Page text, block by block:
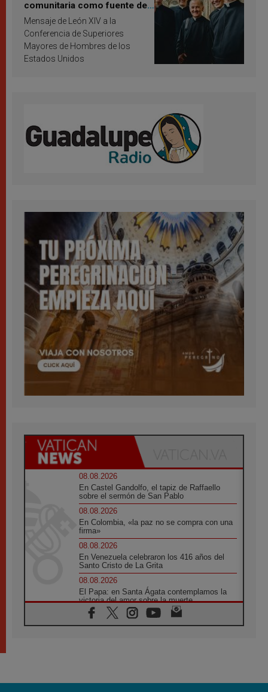
comunitaria como fuente de
inspiración y santificación
Mensaje de León XIV a la
Conferencia de Superiores
Mayores de Hombres de los
Estados Unidos
08.08.2026
En Castel Gandolfo, el tapiz de Raffaello
sobre el sermón de San Pablo
08.08.2026
En Colombia, «la paz no se compra con una
firma»
08.08.2026
En Venezuela celebraron los 416 años del
Santo Cristo de La Grita
08.08.2026
El Papa: en Santa Ágata contemplamos la
victoria del amor sobre la muerte
08.08.2026
León XIV visitará el Santuario de la Madre
07.08.2026